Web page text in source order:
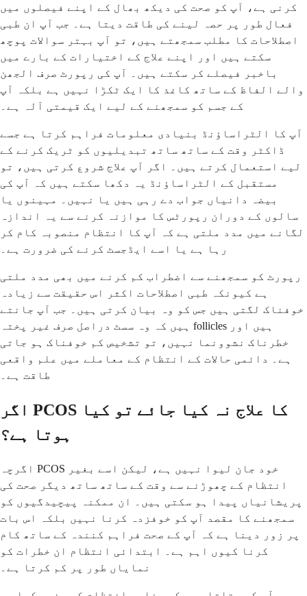
کرنی ہے، آپ کو صحت کی دیکھ بھال کے اپنے فیصلوں میں
فعال طور پر حصہ لینے کی طاقت دیتا ہے۔ جب آپ ان طبی
اصطلاحات کا مطلب سمجھتے ہیں، تو آپ بہتر سوالات پوچھ
سکتے ہیں اور اپنے علاج کے اختیارات کے بارے میں
باخبر فیصلے کر سکتے ہیں۔ آپ کی رپورٹ صرف الجھن
والے الفاظ کے ساتھ کاغذ کا ایک ٹکڑا نہیں ہے بلکہ آپ
کے جسم کو سمجھنے کے لیے ایک قیمتی آلہ ہے۔
آپ کا الٹراساؤنڈ بنیادی معلومات فراہم کرتا ہے جسے
ڈاکٹر وقت کے ساتھ ساتھ تبدیلیوں کو ٹریک کرنے کے
لیے استعمال کرتے ہیں۔ اگر آپ علاج شروع کرتی ہیں، تو
مستقبل کے الٹراساؤنڈ یہ دکھا سکتے ہیں کہ آپ کی
بیضہ دانیاں جواب دے رہی ہیں یا نہیں۔ مہینوں یا
سالوں کے دوران رپورٹس کا موازنہ کرنے سے یہ اندازہ
لگانے میں مدد ملتی ہے کہ آپ کا انتظام منصوبہ کام کر
رہا ہے یا اسے ایڈجسٹ کرنے کی ضرورت ہے۔
رپورٹ کو سمجھنے سے اضطراب کم کرنے میں بھی مدد ملتی
ہے کیونکہ طبی اصطلاحات اکثر اس حقیقت سے زیادہ
خوفناک لگتی ہیں جس کو وہ بیان کرتی ہیں۔ جب آپ جانتے
ہیں کہ وہ سسٹ دراصل صرف غیر پختہ follicles ہیں اور
خطرناک نشوونما نہیں، تو تشخیص کم خوفناک ہو جاتی
ہے۔ دائمی حالات کے انتظام کے معاملے میں علم واقعی
طاقت ہے۔
اگر PCOS کا علاج نہ کیا جائے تو کیا
ہوتا ہے؟
اگرچہ PCOS خود جان لیوا نہیں ہے، لیکن اسے بغیر
انتظام کے چھوڑنے سے وقت کے ساتھ ساتھ دیگر صحت کی
پریشانیاں پیدا ہو سکتی ہیں۔ ان ممکنہ پیچیدگیوں کو
سمجھنے کا مقصد آپ کو خوفزدہ کرنا نہیں بلکہ اس بات
پر زور دینا ہے کہ آپ کے صحت فراہم کنندہ کے ساتھ کام
کرنا کیوں اہم ہے۔ ابتدائی انتظام ان خطرات کو
نمایاں طور پر کم کرتا ہے۔